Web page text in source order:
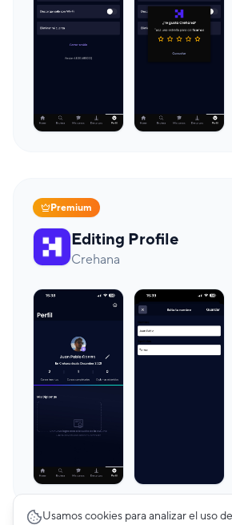
Premium
Editing Profile
Crehana
Usamos cookies para analizar el uso